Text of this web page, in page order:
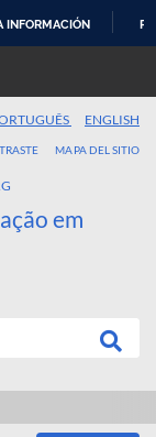
INFORMACIÓN
ENGLISH
MAPA DEL SITIO
em